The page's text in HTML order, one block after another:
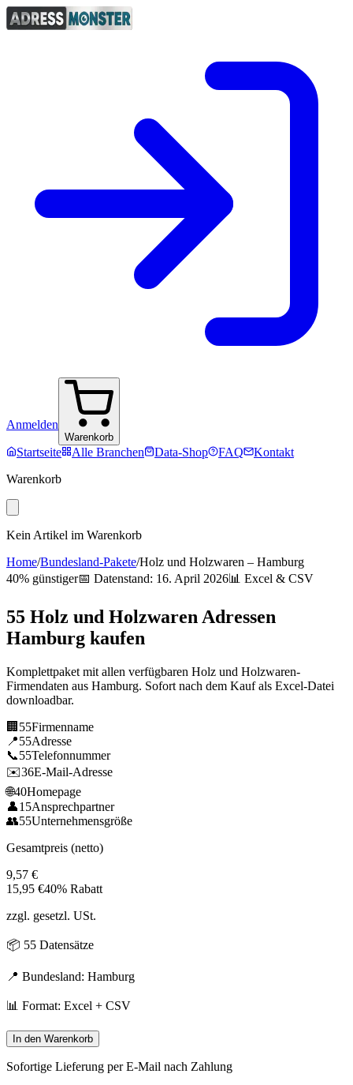
Anmelden
Warenkorb
Startseite Alle Branchen Data-Shop FAQ
Kontakt
Warenkorb
Kein Artikel im Warenkorb
Home/Bundesland-Pakete/Holz und Holzwaren – Hamburg
40% günstiger📅 Datenstand: 16. April 2026📊 Excel & CSV
55 Holz und Holzwaren Adressen
Hamburg kaufen
Komplettpaket mit allen verfügbaren Holz und Holzwaren-
Firmendaten aus Hamburg. Sofort nach dem Kauf als Excel-Datei
downloadbar.
🏢 55Firmenname
📍55Adresse
📞55Telefonnummer
✉️36E-Mail-Adresse
🌐40Homepage
👤15Ansprechpartner
👥55Unternehmensgröße
Gesamtpreis (netto)
9,57 €
15,95 €40% Rabatt
zzgl. gesetzl. USt.
📦 55 Datensätze
📍 Bundesland: Hamburg
📊 Format: Excel + CSV
In den Warenkorb
Sofortige Lieferung per E-Mail nach Zahlung